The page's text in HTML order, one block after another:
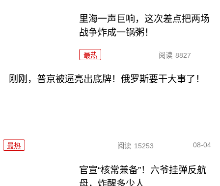
里海一声巨响，这次差点把两场
战争炸成一锅粥！
最热 阅读 8827
刚刚，普京被逼亮出底牌！俄罗斯要干大事了！
最热 阅读 15253 08-04
官宣“核常兼备”！六爷挂弹反航
母，炸醒多少人